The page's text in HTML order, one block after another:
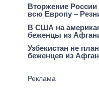
Вторжение России
всю Европу –
В США на
беженцы из
Узбекистан не
беженцев из